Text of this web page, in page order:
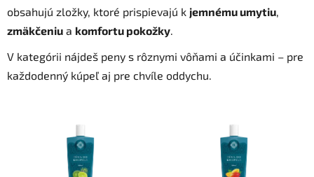
obsahujú zložky, ktoré prispievajú k jemnému umytiu
zmäkčeniu a komfortu pokožky
V kategórii nájdeš peny s rôznymi vôňami a účinkami – pre
každodenný kúpeľ aj pre chvíle oddychu.